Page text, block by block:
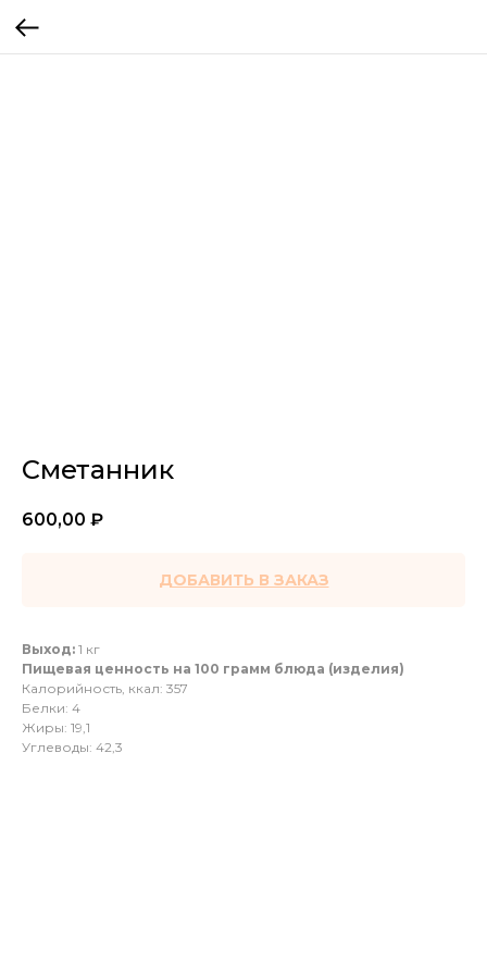
Сметанник
600,00 ₽
ДОБАВИТЬ В ЗАКАЗ
Выход: 1 кг
Пищевая ценность на 100 грамм блюда (изделия)
Калорийность, ккал: 357
Белки: 4
Жиры: 19,1
Углеводы: 42,3